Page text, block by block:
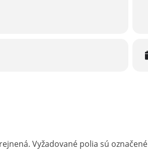
Vyžadované polia sú označené